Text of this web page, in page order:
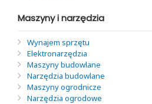
Maszyny i narzędzia
Wynajem sprzętu
Elektronarzędzia
Maszyny budowlane
Narzędzia budowlane
Maszyny ogrodnicze
Narzędzia ogrodowe